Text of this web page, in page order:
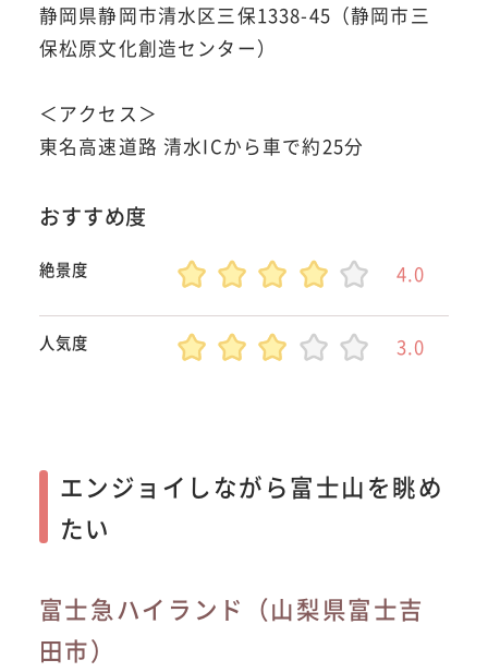
静岡県静岡市清水区三保1338-45（静岡市三
保松原文化創造センター）
＜アクセス＞
東名高速道路 清水ICから車で約25分
おすすめ度
絶景度 4.0
人気度 3.0
エンジョイしながら富士山を眺め
たい
富士急ハイランド（山梨県富士吉
田市）